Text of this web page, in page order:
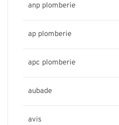
anp plomberie
ap plomberie
apc plomberie
aubade
avis